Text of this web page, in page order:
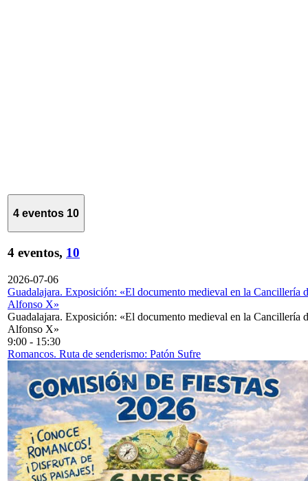
4 eventos 10
4 eventos, 10
2026-07-06
Guadalajara. Exposición: «El documento medieval en la Cancillería
Alfonso X»
Guadalajara. Exposición: «El documento medieval en la Cancillería
Alfonso X»
9:00 - 15:30
Romancos. Ruta de senderismo: Patón Sufre